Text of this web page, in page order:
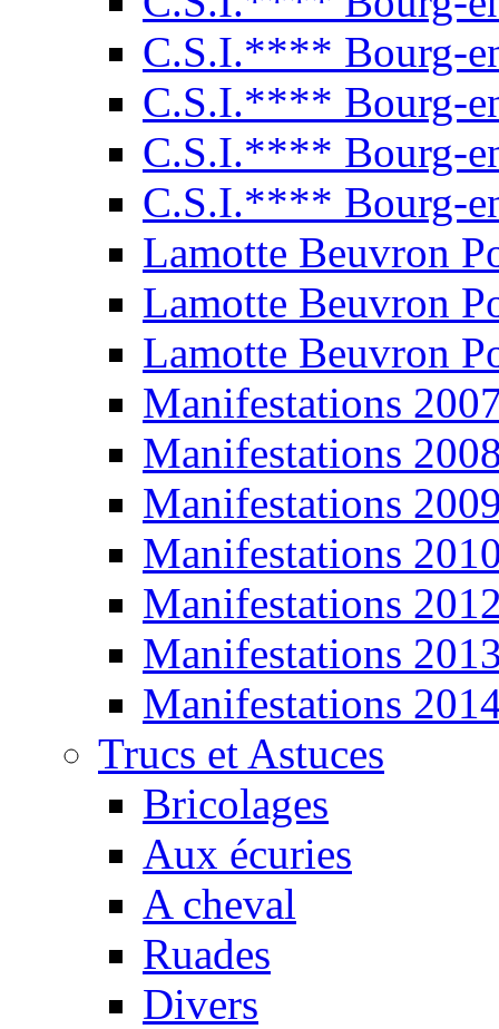
C.S.I.**** Bourg-
C.S.I.**** Bourg-
C.S.I.**** Bourg-
C.S.I.**** Bourg-
Lamotte Beuvron
Lamotte Beuvron
Lamotte Beuvron
Manifestations
Manifestations
Manifestations
Manifestations
Manifestations
Manifestations
Manifestations
Trucs et Astuces
Bricolages
Aux écuries
A cheval
Ruades
Divers